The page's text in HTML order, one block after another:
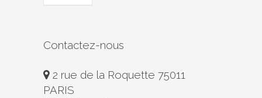
Contactez-nous
2 rue de la Roquette 75011
PARIS